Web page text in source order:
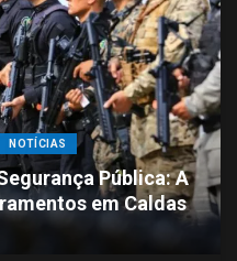
NOTÍCIAS
que Deixou
de Massa